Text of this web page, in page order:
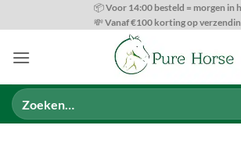
naar
📦 Voor 14:00 besteld = morgen in
💸 Vanaf €100 korting op
Zoeken
naar: